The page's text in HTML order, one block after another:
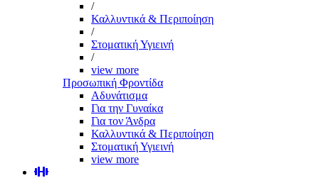
/
Καλλυντικά & Περιποίηση
/
Στοματική Υγιεινή
/
view more
Προσωπική Φροντίδα
Αδυνάτισμα
Για την Γυναίκα
Για τον Άνδρα
Καλλυντικά & Περιποίηση
Στοματική Υγιεινή
view more